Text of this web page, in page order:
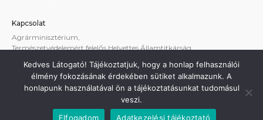
Kapcsolat
Agrárminisztérium,
Természetvédelemért felelős Helyettes Államtitkárság
A weboldallal kapcsolatos technikai támogatás:
termeszetvedelem@am.gov.hu
Kedves Látogató! Tájékoztatjuk, hogy a honlap felhasználói
élmény fokozásának érdekében sütiket alkalmazunk. A
honlapunk használatával ön a tájékoztatásunkat tudomásul
veszi.
Elfogadom
Adatkezelési tájékoztató